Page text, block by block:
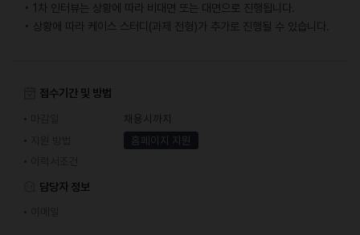
• 1차 인터뷰는 상황에 따라 비대면 또는 대면으로 진행됩니다.
• 상황에 따라 케이스 스터디(과제 전형)가 추가로 진행될 수 있습니다.
접수기간 및 방법
채용시까지
홈페이지 지원
담당자 정보